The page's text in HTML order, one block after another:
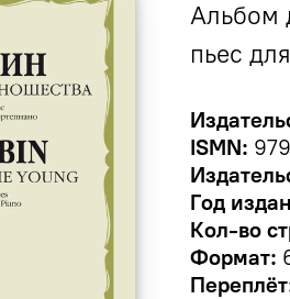
Альбом
пьес
ISMN:
Год
Кол-во
Формат: